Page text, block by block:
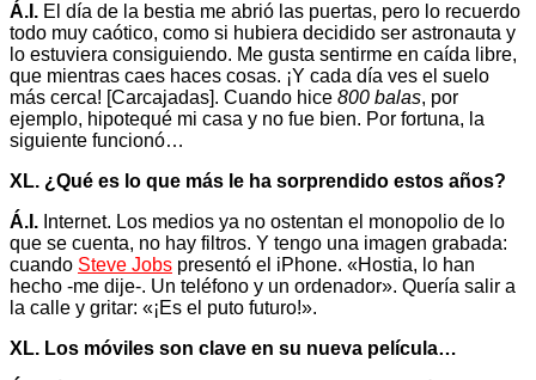
Á.I. El día de la bestia me abrió las puertas, pero lo recuerdo
todo muy caótico, como si hubiera decidido ser astronauta y
lo estuviera consiguiendo. Me gusta sentirme en caída libre,
que mientras caes haces cosas. ¡Y cada día ves el suelo
más cerca! [Carcajadas]. Cuando hice 800 balas, por
ejemplo, hipotequé mi casa y no fue bien. Por fortuna, la
siguiente funcionó…
XL. ¿Qué es lo que más le ha sorprendido estos años?
Á.I. Internet. Los medios ya no ostentan el monopolio de lo
que se cuenta, no hay filtros. Y tengo una imagen grabada:
cuando Steve Jobs presentó el iPhone. «Hostia, lo han
hecho -me dije-. Un teléfono y un ordenador». Quería salir a
la calle y gritar: «¡Es el puto futuro!».
XL. Los móviles son clave en su nueva película…